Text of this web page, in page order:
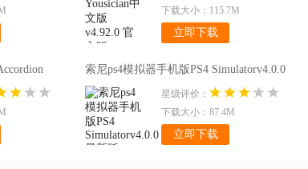
下载大小：115.7M
立即下载
版
索尼ps4模拟器手机版PS4 Simulatorv4.0.0
最新版v4.0.0 最新版星级评价：
下载大小：87.4M
立即下载